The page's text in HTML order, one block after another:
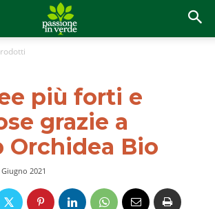
più forti e
grazie a
Orchidea Bio
2021